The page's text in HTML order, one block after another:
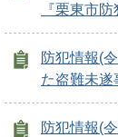
『栗東市
防犯情報(
た盗難未遂
防犯情報(